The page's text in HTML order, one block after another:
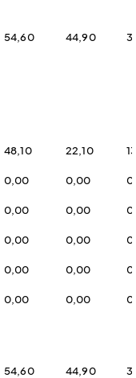
54,60 44,90
48,10 22,10
0,00 0,00
0,00 0,00
0,00 0,00
0,00 0,00
0,00 0,00
54,60 44,90